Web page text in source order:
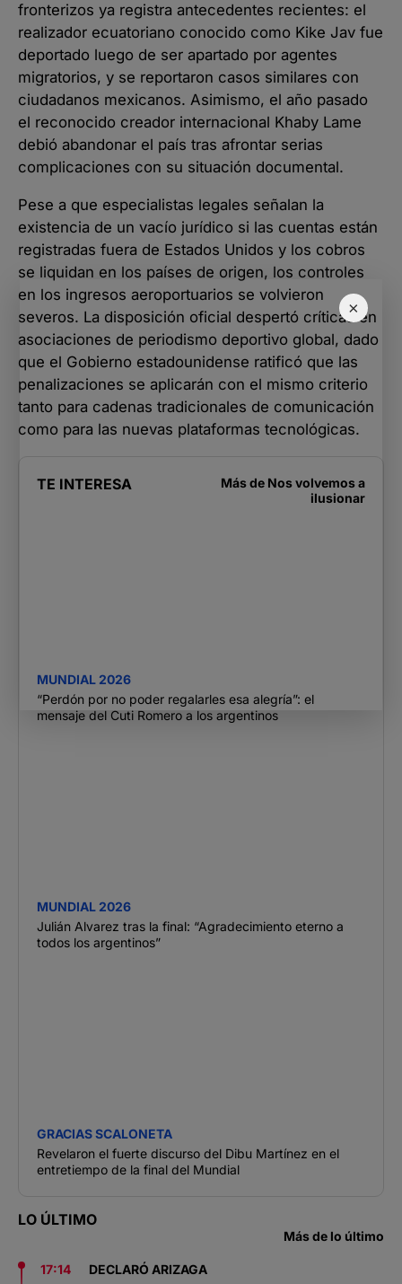
×
fronterizos ya registra antecedentes recientes: el
realizador ecuatoriano conocido como Kike Jav fue
deportado luego de ser apartado por agentes
migratorios, y se reportaron casos similares con
ciudadanos mexicanos. Asimismo, el año pasado
el reconocido creador internacional Khaby Lame
debió abandonar el país tras afrontar serias
complicaciones con su situación documental.
Pese a que especialistas legales señalan la
existencia de un vacío jurídico si las cuentas están
registradas fuera de Estados Unidos y los cobros
se liquidan en los países de origen, los controles
en los ingresos aeroportuarios se volvieron
severos. La disposición oficial despertó críticas en
asociaciones de periodismo deportivo global, dado
que el Gobierno estadounidense ratificó que las
penalizaciones se aplicarán con el mismo criterio
tanto para cadenas tradicionales de comunicación
como para las nuevas plataformas tecnológicas.
TE INTERESA Más de Nos volvemos a
ilusionar
MUNDIAL 2026
“Perdón por no poder regalarles esa alegría”: el
mensaje del Cuti Romero a los argentinos
MUNDIAL 2026
Julián Alvarez tras la final: “Agradecimiento eterno a
todos los argentinos”
GRACIAS SCALONETA
Revelaron el fuerte discurso del Dibu Martínez en el
entretiempo de la final del Mundial
LO ÚLTIMO
Más de lo último
17:14
DECLARÓ ARIZAGA